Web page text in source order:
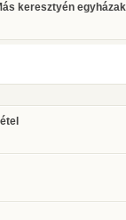
keresztyén egyházak